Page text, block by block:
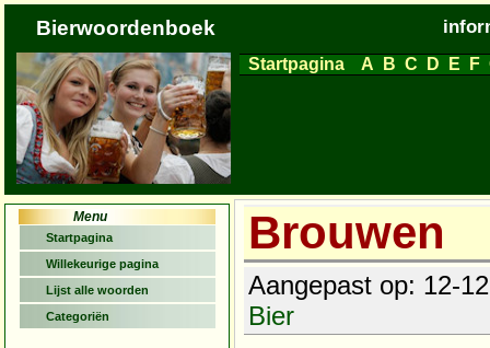
Bierwoordenboek
Startpagina A B C D E F
Menu
Startpagina
Willekeurige pagina
Lijst alle woorden
Categoriën
Brouwen
Aangepast op: 12-
Bier